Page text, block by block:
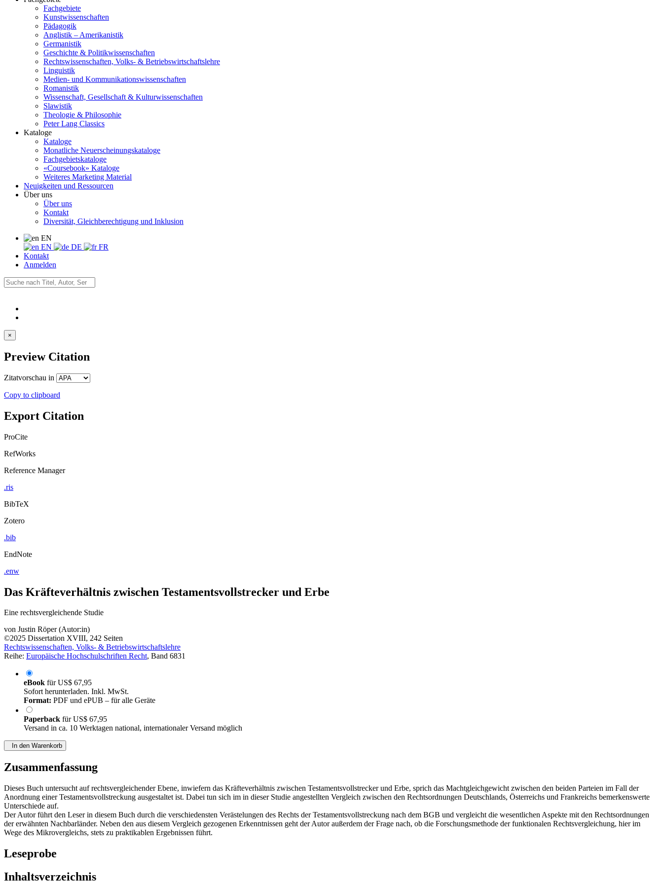
Fachgebiete
Kunstwissenschaften
Pädagogik
Anglistik – Amerikanistik
Germanistik
Geschichte & Politikwissenschaften
Rechtswissenschaften, Volks- & Betriebswirtschaftslehre
Linguistik
Medien- und Kommunikationswissenschaften
Romanistik
Wissenschaft, Gesellschaft & Kulturwissenschaften
Slawistik
Theologie & Philosophie
Peter Lang Classics
Kataloge
Kataloge
Monatliche Neuerscheinungskataloge
Fachgebietskataloge
«Coursebook» Kataloge
Weiteres Marketing Material
Neuigkeiten und Ressourcen
Über uns
Über uns
Kontakt
Diversität, Gleichberechtigung und Inklusion
EN
EN
DE
FR
Kontakt
Anmelden
×
Preview Citation
Zitatvorschau in
Copy to clipboard
Export Citation
ProCite
RefWorks
Reference Manager
.ris
BibTeX
Zotero
.bib
EndNote
.enw
Das Kräfteverhältnis zwischen Testamentsvollstrecker und Erbe
Eine rechtsvergleichende Studie
von Justin Röper (Autor:in)
©2025 Dissertation XVIII, 242 Seiten
Rechtswissenschaften, Volks- & Betriebswirtschaftslehre
Reihe: Europäische Hochschulschriften Recht, Band 6831
eBook fürUS$ 67,95
Sofort herunterladen. Inkl. MwSt.
Format: PDF und ePUB – für alle Geräte
Paperback fürUS$ 67,95
Versand in ca. 10 Werktagen national, internationaler Versand möglich
In den Warenkorb
Zusammenfassung
Dieses Buch untersucht auf rechtsvergleichender Ebene, inwiefern das Kräfteverhältnis zwischen Testamentsvollstrecker und Erbe, sprich das Machtgleichgewicht zwischen den beiden Parteien im Fall der
Anordnung einer Testamentsvollstreckung ausgestaltet ist. Dabei tun sich im in dieser Studie angestellten Vergleich zwischen den Rechtsordnungen Deutschlands, Österreichs und Frankreichs bemerkenswerte
Unterschiede auf.
Der Autor führt den Leser in diesem Buch durch die verschiedensten Verästelungen des Rechts der Testamentsvollstreckung nach dem BGB und vergleicht die wesentlichen Aspekte mit den Rechtsordnungen
der erwähnten Nachbarländer. Neben den aus diesem Vergleich gezogenen Erkenntnissen geht der Autor außerdem der Frage nach, ob die Forschungsmethode der funktionalen Rechtsvergleichung, hier im
Wege des Mikrovergleichs, stets zu praktikablen Ergebnissen führt.
Leseprobe
Inhaltsverzeichnis